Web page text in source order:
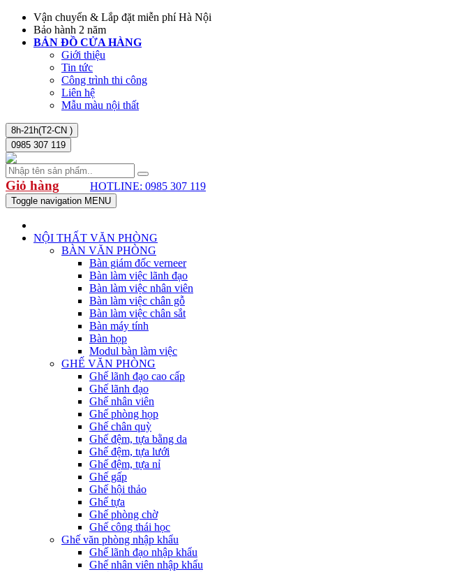
Vận chuyển & Lắp đặt miễn phí Hà Nội
Bảo hành 2 năm
BẢN ĐỒ CỬA HÀNG
Giới thiệu
Tin tức
Công trình thi công
Liên hệ
Mẫu màu nội thất
8h-21h(T2-CN )
0985 307 119
Giỏ hàng HOTLINE: 0985 307 119
Toggle navigation MENU
NỘI THẤT VĂN PHÒNG
BÀN VĂN PHÒNG
Bàn giám đốc verneer
Bàn làm việc lãnh đạo
Bàn làm việc nhân viên
Bàn làm việc chân gỗ
Bàn làm việc chân sắt
Bàn máy tính
Bàn họp
Modul bàn làm việc
GHẾ VĂN PHÒNG
Ghế lãnh đạo cao cấp
Ghế lãnh đạo
Ghế nhân viên
Ghế phòng họp
Ghế chân quỳ
Ghế đệm, tựa bằng da
Ghế đệm, tựa lưới
Ghế đệm, tựa nỉ
Ghế gấp
Ghế hội thảo
Ghế tựa
Ghế phòng chờ
Ghế công thái học
Ghế văn phòng nhập khẩu
Ghế lãnh đạo nhập khẩu
Ghế nhân viên nhập khẩu